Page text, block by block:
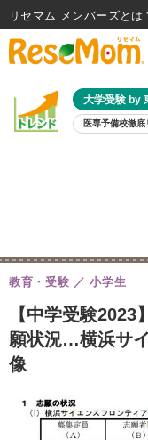
大学受験 by
医専予備校徹底
【中学受験
願状況…横浜サ
像
教育・受験 小学生
リセマム メンバーズ